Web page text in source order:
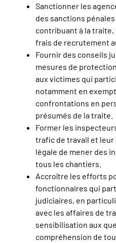
Sanctionner les
des sanctions
contribuant à la traite,
frais de recrutement
Fournir des conseils
mesures de
aux victimes qui
notamment en
confrontations en
présumés de la traite.
Former les
trafic de travail et leur
légale de mener des
tous les chantiers.
Accroître les efforts
fonctionnaires qui
judiciaires, en
avec les affaires de
sensibilisation aux
compréhension de